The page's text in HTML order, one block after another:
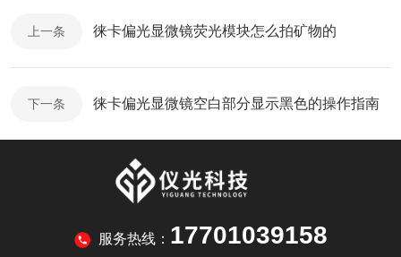
上一条 徕卡偏光显微镜荧光模块怎么拍矿物的
下一条 徕卡偏光显微镜空白部分显示黑色的操作指南
服务热线： 17701039158